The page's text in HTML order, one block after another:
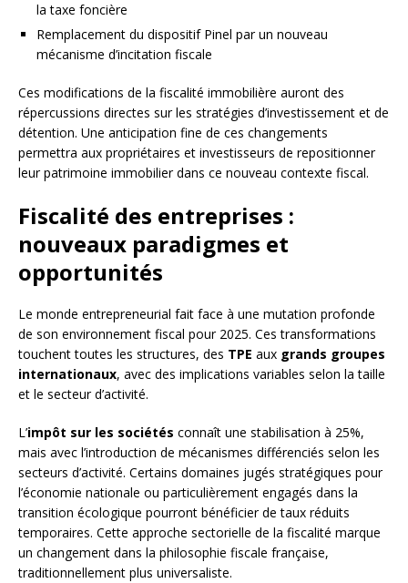
la taxe foncière
Remplacement du dispositif Pinel par un nouveau
mécanisme d’incitation fiscale
Ces modifications de la fiscalité immobilière auront des
répercussions directes sur les stratégies d’investissement et de
détention. Une anticipation fine de ces changements
permettra aux propriétaires et investisseurs de repositionner
leur patrimoine immobilier dans ce nouveau contexte fiscal.
Fiscalité des entreprises :
nouveaux paradigmes et
opportunités
Le monde entrepreneurial fait face à une mutation profonde
de son environnement fiscal pour 2025. Ces transformations
touchent toutes les structures, des TPE aux grands groupes
internationaux, avec des implications variables selon la taille
et le secteur d’activité.
L’impôt sur les sociétés connaît une stabilisation à 25%,
mais avec l’introduction de mécanismes différenciés selon les
secteurs d’activité. Certains domaines jugés stratégiques pour
l’économie nationale ou particulièrement engagés dans la
transition écologique pourront bénéficier de taux réduits
temporaires. Cette approche sectorielle de la fiscalité marque
un changement dans la philosophie fiscale française,
traditionnellement plus universaliste.